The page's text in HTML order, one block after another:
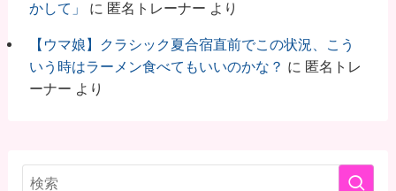
かして」
に 匿名トレーナー より
【ウマ娘】クラシック夏合宿直前でこの状況、こう
いう時はラーメン食べてもいいのかな？ に 匿名トレ
ーナー より